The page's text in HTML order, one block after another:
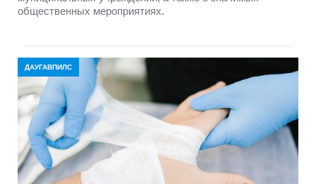
общественных мероприятиях.
ДАУГАВПИЛС